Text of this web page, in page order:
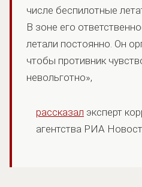
числе беспилотные
В зоне его
летали постоянно. Он
чтобы противник
невольготно»,
рассказал эксперт
агентства РИА